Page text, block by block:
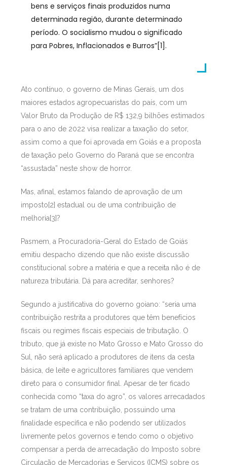
bens e serviços finais produzidos numa
determinada região, durante determinado
período. O socialismo mudou o significado
para Pobres, Inflacionados e Burros”[1].
Ato contínuo, o governo de Minas Gerais, um dos
maiores estados agropecuaristas do país, com um
Valor Bruto da Produção de R$ 132,9 bilhões estimados
para o ano de 2022 visa realizar a taxação do setor,
assim como a que foi aprovada em Goiás e a proposta
de taxação pelo Governo do Paraná que se encontra
“assustada” neste show de horror.
Mas, afinal, estamos falando de aprovação de um
imposto[2] estadual ou de uma contribuição de
melhoria[3]?
Pasmem, a Procuradoria-Geral do Estado de Goiás
emitiu despacho dizendo que não existe discussão
constitucional sobre a matéria e que a receita não é de
natureza tributária. Dá para acreditar, senhores?
Segundo a justificativa do governo goiano: “seria uma
contribuição restrita a produtores que têm benefícios
fiscais ou regimes fiscais especiais de tributação. O
tributo, que já existe no Mato Grosso e Mato Grosso do
Sul, não será aplicado a produtores de itens da cesta
básica, de leite e agricultores familiares que vendem
direto para o consumidor final. Apesar de ter ficado
conhecida como “taxa do agro”, os valores arrecadados
se tratam de uma contribuição, possuindo uma
finalidade específica e não podendo ser utilizados
livremente pelos governos e tendo como o objetivo
compensar a perda de arrecadação do Imposto sobre
Circulação de Mercadorias e Serviços (ICMS) sobre os